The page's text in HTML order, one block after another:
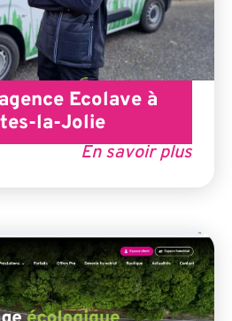
Ecolave à
la-Jolie
En savoir plus